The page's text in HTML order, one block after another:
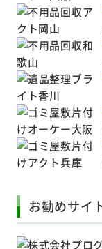
お勧めサイ